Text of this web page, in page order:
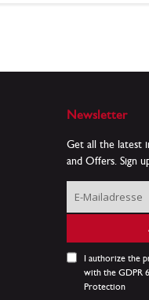
Newsletter
Get all the latest
and Offers. Sign
Melden
Sie
unseren
Newsletter
I authorize the
with the GDPR
Protection